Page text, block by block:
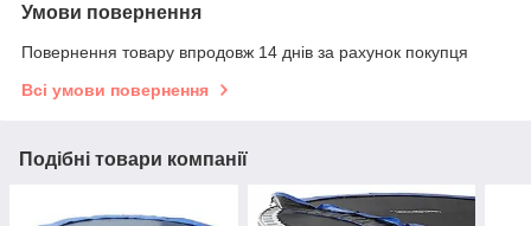
Умови повернення
Повернення товару впродовж 14 днів за рахунок покупця
Всі умови повернення
Подібні товари компанії